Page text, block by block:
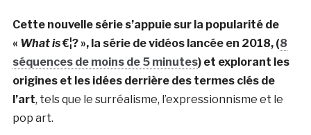
Cette nouvelle série s’appuie sur la popularité de
« What is€¦? », la série de vidéos lancée en 2018, (8
séquences de moins de 5 minutes) et explorant les
origines et les idées derrière des termes clés de
l’art, tels que le surréalisme, l’expressionnisme et le
pop art.